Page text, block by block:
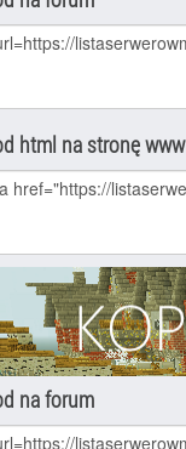
html na stronę www
na forum